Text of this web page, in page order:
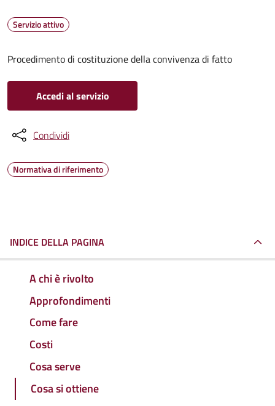
Servizio attivo
Procedimento di costituzione della convivenza di fatto
Accedi al servizio
Condividi
Normativa di riferimento
INDICE DELLA PAGINA
A chi è rivolto
Approfondimenti
Come fare
Costi
Cosa serve
Cosa si ottiene